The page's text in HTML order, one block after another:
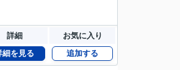
詳細 お気に入り
細を見る 追加する